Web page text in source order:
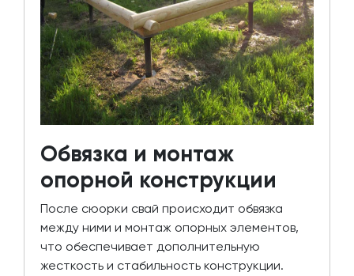
Обвязка и монтаж
опорной конструкции
После сюорки свай происходит обвязка
между ними и монтаж опорных элементов,
что обеспечивает дополнительную
жесткость и стабильность конструкции.